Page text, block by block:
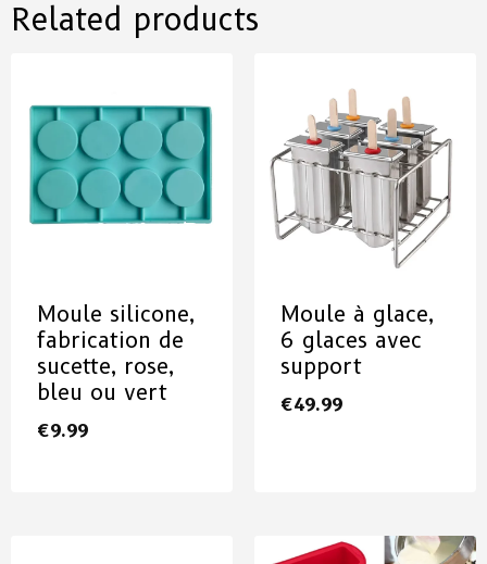
Related products
Moule silicone,
fabrication de
sucette, rose,
bleu ou vert
€9.99
Moule à glace,
6 glaces avec
support
€49.99